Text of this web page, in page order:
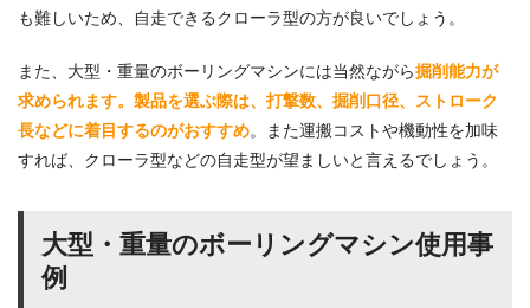
も難しいため、自走できるクローラ型の方が良いでしょう。
また、大型・重量のボーリングマシンには当然ながら掘削能力が
求められます。製品を選ぶ際は、打撃数、掘削口径、ストローク
長などに着目するのがおすすめ。また運搬コストや機動性を加味
すれば、クローラ型などの自走型が望ましいと言えるでしょう。
大型・重量のボーリングマシン使用事
例